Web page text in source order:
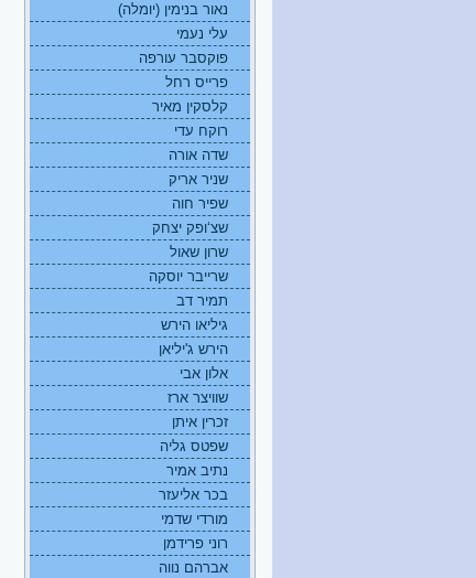
נאור בנימין (יומלה)
עלי נעמי
פוקסבר עורפה
פרייס רחל
קלסקין מאיר
רוקח עדי
שדה אורה
שניר אריק
שפיר חוה
שצ‘ופק יצחק
שרון שאול
שרייבר יוסקה
תמיר דב
גיליאו הירש
הירש ג'יליאן
אלון אבי
שוויצר ארז
זכרין איתן
שפטס גליה
נתיב אמיר
בכר אליעזר
מורדי שדמי
רוני פרידמן
אברהם נווה